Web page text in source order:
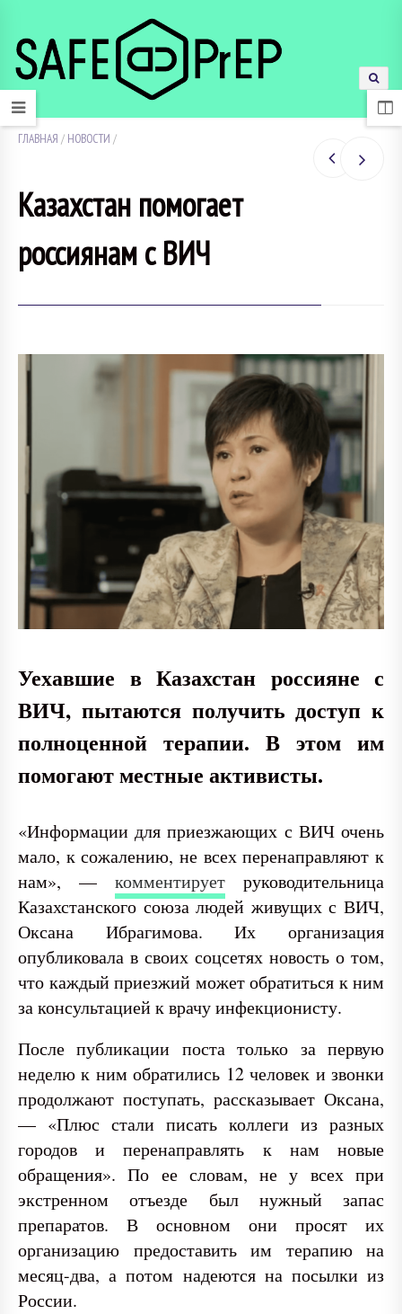
ГЛАВНАЯ / НОВОСТИ /
Казахстан помогает
россиянам с ВИЧ
Уехавшие в Казахстан россияне с
ВИЧ, пытаются получить доступ к
полноценной терапии. В этом им
помогают местные активисты.
«Информации для приезжающих с ВИЧ очень
мало, к сожалению, не всех перенаправляют к
нам», — комментирует руководительница
Казахстанского союза людей живущих с ВИЧ,
Оксана Ибрагимова. Их организация
опубликовала в своих соцсетях новость о том,
что каждый приезжий может обратиться к ним
за консультацией к врачу инфекционисту.
После публикации поста только за первую
неделю к ним обратились 12 человек и звонки
продолжают поступать, рассказывает Оксана,
— «Плюс стали писать коллеги из разных
городов и перенаправлять к нам новые
обращения». По ее словам, не у всех при
экстренном отъезде был нужный запас
препаратов. В основном они просят их
организацию предоставить им терапию на
месяц-два, а потом надеются на посылки из
России.